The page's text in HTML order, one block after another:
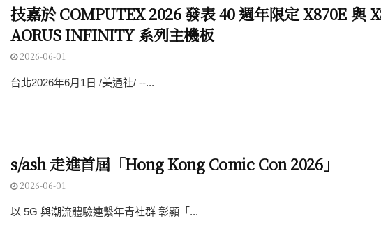
技嘉於 COMPUTEX 2026 發表 40 週年限定 X870E 與
AORUS INFINITY 系列主機板
2026-06-01
台北2026年6月1日 /美通社/ --...
s/ash 走進首屆「Hong Kong Comic Con 2026」
2026-06-01
以 5G 與潮流體驗連繫年青社群 彰顯「...